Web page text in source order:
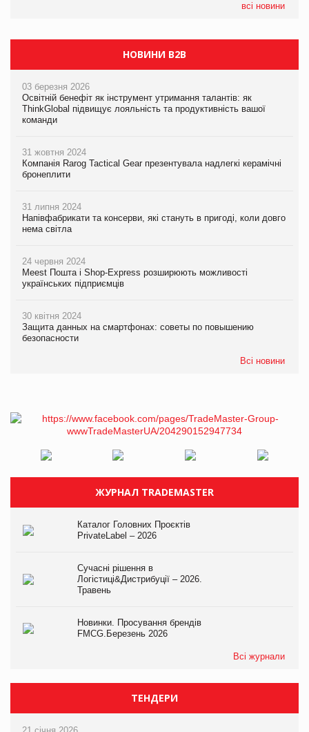
всі новини
НОВИНИ B2B
03 березня 2026
Освітній бенефіт як інструмент утримання талантів: як
ThinkGlobal підвищує лояльність та продуктивність вашої
команди
31 жовтня 2024
Компанія Rarog Tactical Gear презентувала надлегкі керамічні
бронеплити
31 липня 2024
Напівфабрикати та консерви, які стануть в пригоді, коли довго
нема світла
24 червня 2024
Meest Пошта і Shop-Express розширюють можливості
українських підприємців
30 квітня 2024
Защита данных на смартфонах: советы по повышению
безопасности
Всі новини
ЖУРНАЛ TRADEMASTER
Каталог Головних Проєктів
PrivateLabel – 2026
Сучасні рішення в
Логістиці&Дистрибуції – 2026.
Травень
Новинки. Просування брендів
FMCG.Березень 2026
Всі журнали
ТЕНДЕРИ